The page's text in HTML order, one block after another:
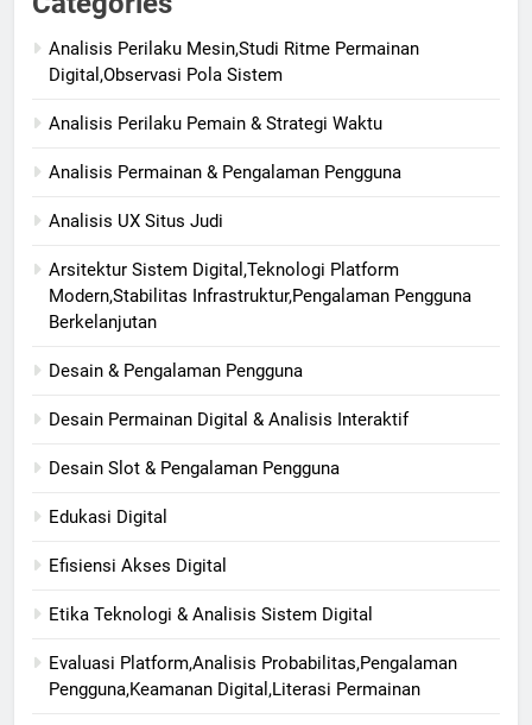
Analisis Perilaku Mesin,Studi Ritme Permainan
Digital,Observasi Pola Sistem
Analisis Perilaku Pemain & Strategi Waktu
Analisis Permainan & Pengalaman Pengguna
Analisis UX Situs Judi
Arsitektur Sistem Digital,Teknologi Platform
Modern,Stabilitas Infrastruktur,Pengalaman Pengguna
Berkelanjutan
Desain & Pengalaman Pengguna
Desain Permainan Digital & Analisis Interaktif
Desain Slot & Pengalaman Pengguna
Edukasi Digital
Efisiensi Akses Digital
Etika Teknologi & Analisis Sistem Digital
Evaluasi Platform,Analisis Probabilitas,Pengalaman
Pengguna,Keamanan Digital,Literasi Permainan